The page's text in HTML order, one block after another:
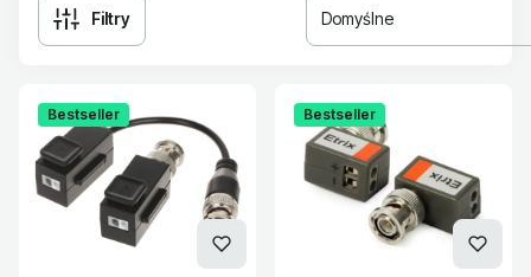
Filtry Domyślne
Bestseller Bestseller